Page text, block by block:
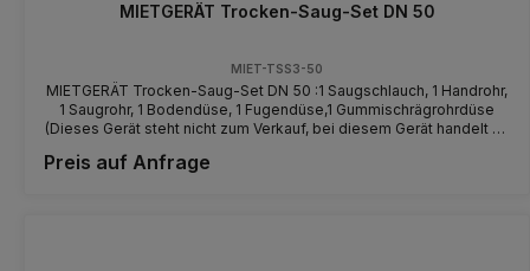
MIETGERÄT Trocken-Saug-Set DN 50
MIET-TSS3-50
MIETGERÄT Trocken-Saug-Set DN 50 :1 Saugschlauch, 1 Handrohr,
1 Saugrohr, 1 Bodendüse, 1 Fugendüse,1 Gummischrägrohrdüse
(Dieses Gerät steht nicht zum Verkauf, bei diesem Gerät handelt es
dem Gerät und der Bedienung vertraut)
Preis auf Anfrage